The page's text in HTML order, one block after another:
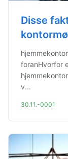
Disse
foranHvorfor
v...
30.11.-0001